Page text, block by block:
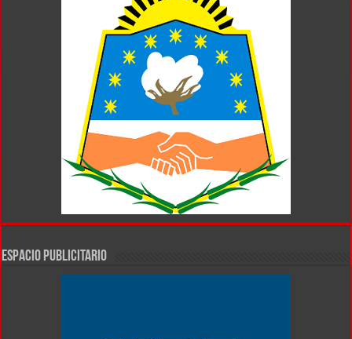
ESPACIO PUBLICITARIO